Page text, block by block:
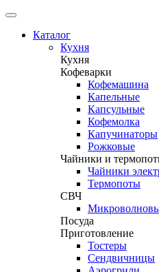
Каталог
Кухня
Кухня
Кофеварки
Кофемашина
Капельные
Капсульные
Кофемолка
Капучинаторы
Рожковые
Чайники и
Чайники
Термопоты
СВЧ
Посуда
Приготовление
Тостеры
Сендвичницы